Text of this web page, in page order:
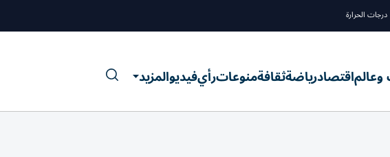
درجات الحرارة
اقتصادرياضةثقافةمنوعاترأيفيديوالمزيد